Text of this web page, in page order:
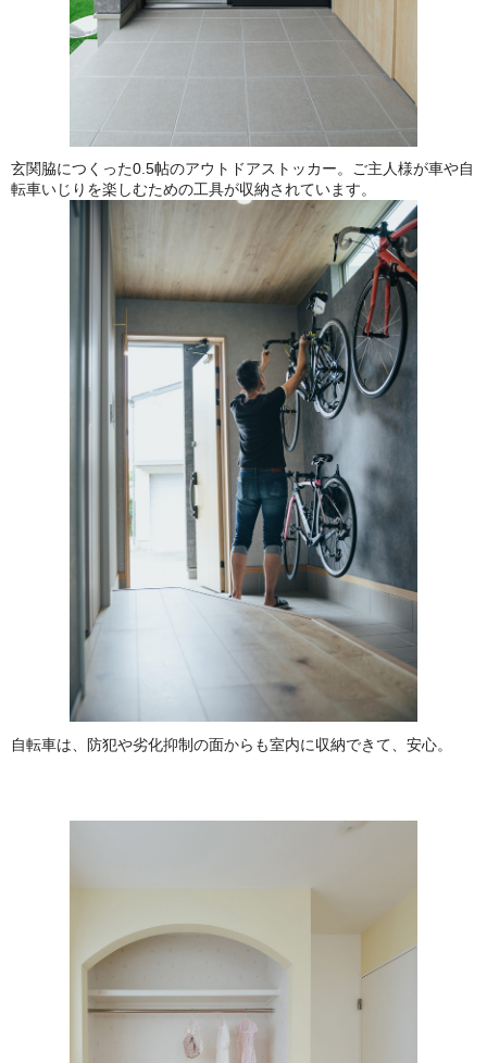
玄関脇につくった0.5帖のアウトドアストッカー。ご主人様が車や自
転車いじりを楽しむための工具が収納されています。
自転車は、防犯や劣化抑制の面からも室内に収納できて、安心。